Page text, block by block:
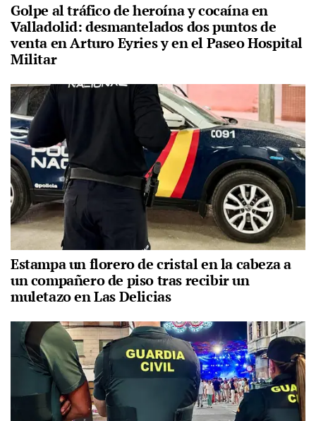
Golpe al tráfico de heroína y cocaína en
Valladolid: desmantelados dos puntos de
venta en Arturo Eyries y en el Paseo Hospital
Militar
Estampa un florero de cristal en la cabeza a
un compañero de piso tras recibir un
muletazo en Las Delicias